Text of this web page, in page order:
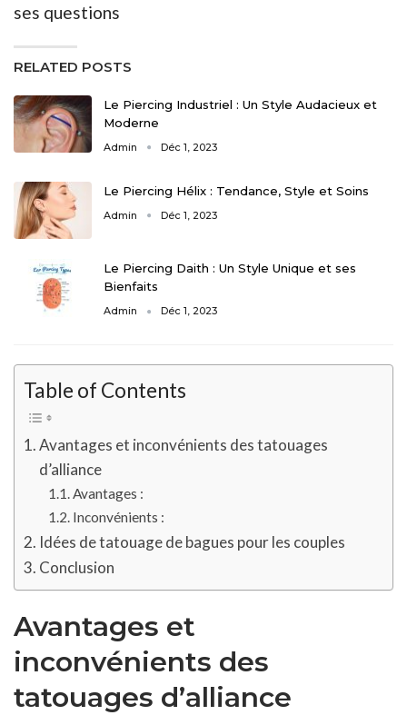
ses questions
RELATED POSTS
Le Piercing Industriel : Un Style Audacieux et
Moderne
Admin Déc 1, 2023
Le Piercing Hélix : Tendance, Style et Soins
Admin Déc 1, 2023
Le Piercing Daith : Un Style Unique et ses
Bienfaits
Admin Déc 1, 2023
Table of Contents
Avantages et inconvénients des tatouages
d’alliance
Avantages :
Inconvénients :
Idées de tatouage de bagues pour les couples
Conclusion
Avantages et
inconvénients des
tatouages d’alliance